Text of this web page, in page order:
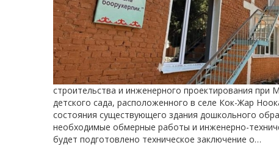
строительства и инженерного проектирования при
детского сада, расположенного в селе Кок-Жар
состояния существующего здания дошкольного
необходимые обмерные работы и инженерно-
будет подготовлено техническое заключение о…